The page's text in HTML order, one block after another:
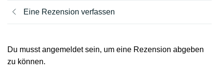
Eine Rezension verfassen
Du musst angemeldet sein, um eine Rezension abgeben
zu können.